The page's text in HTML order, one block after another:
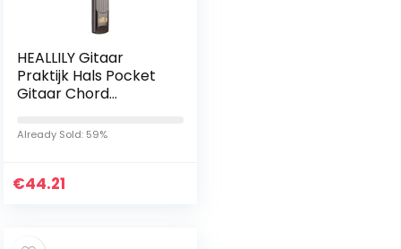
HEALLILY Gitaar
Praktijk Hals Pocket
Gitaar Chord
Draagbare Gitaar
Hals Gitaar
Trainer…
Already Sold: 59%
€44.21